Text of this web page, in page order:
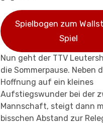
Spielbogen zum
Spiel
Nun geht der TTV
die Sommerpause. Neben
Hoffnung auf ein kleines
Aufstiegswunder bei der
Mannschaft, steigt dann
bisschen Abstand zur